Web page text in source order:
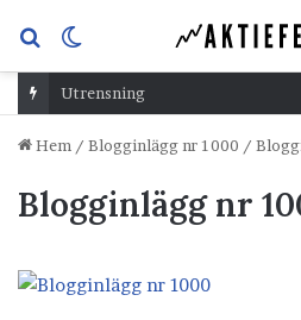
Sök
efterskin
Utrensning
Hem / Blogginlägg nr 1000 /
Blogginlägg nr